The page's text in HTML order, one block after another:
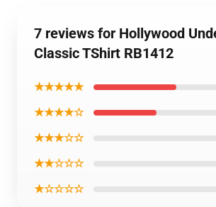
7 reviews for Hollywood
Classic TShirt RB1412
★★★★★
★★★★☆
★★★☆☆
★★☆☆☆
★☆☆☆☆